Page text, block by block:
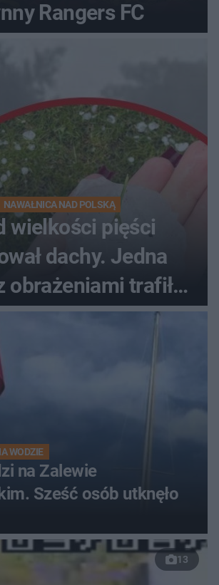
Rangers FC
NAWAŁNICA NAD POLSKĄ
wielkości pięści
dachy. Jedna
obrażeniami trafiła
do szpitala
WODZIE
na Zalewie
Sześć osób utknęło
13